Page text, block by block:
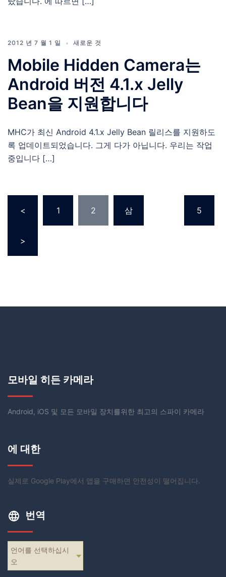
2012 년 7 월 1 일 새로운 것
Mobile Hidden Camera는
Android 버전 4.1.x Jelly
Bean을 지원합니다
MHC가 최신 Android 4.1.x Jelly Bean 릴리스를 지원하도
록 업데이트되었습니다. 그게 다가 아닙니다. 우리는 작업
중입니다 […]
< 1 2 삼 5
>
모바일 히든 카메라
Android, iOS 및 모든 모바일 장치를위한 최고의 스파이 카메라
에 대한
실제로 Google Play에서 앱을 구매하면 안전성이 떨어집니다.
번역
언어를 선택하십시
오